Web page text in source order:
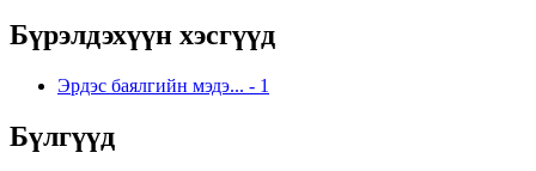
Бүрэлдэхүүн хэсгүүд
Эрдэс баялгийн мэдэ... - 1
Бүлгүүд